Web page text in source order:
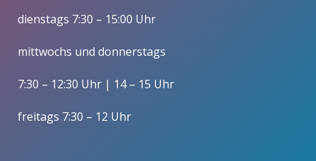
dienstags 7:30 – 15:00 Uhr
mittwochs und donnerstags
7:30 – 12:30 Uhr | 14 – 15 Uhr
freitags 7:30 – 12 Uhr